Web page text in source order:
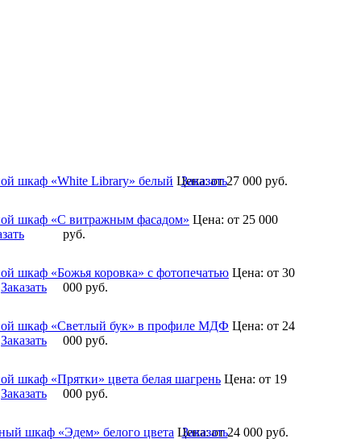
шкаф «White Library» белый Цена:от 27 000 руб.
Заказать
шкаф «С витражным фасадом» Цена: от 25 000
руб.
шкаф «Божья коровка» с фотопечатью Цена: от 30
000руб.
Заказать
шкаф «Светлый бук» в профиле МДФ Цена: от 24
000руб.
Заказать
шкаф «Прятки» цвета белая шагрень Цена: от 19
000руб.
Заказать
шкаф «Эдем» белого цвета Цена:от 24 000 руб.
Заказать